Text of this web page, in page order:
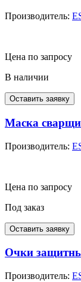
Производитель:
Цена по запросу
В наличии
Оставить заявку
Маска
Производитель:
Цена по запросу
Под заказ
Оставить заявку
Очки
Производитель: